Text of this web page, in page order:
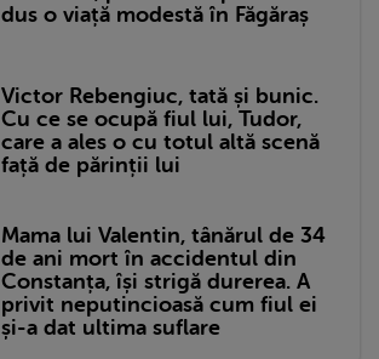
dus o viață modestă în Făgăraș
Victor Rebengiuc, tată și bunic.
Cu ce se ocupă fiul lui, Tudor,
care a ales o cu totul altă scenă
față de părinții lui
Mama lui Valentin, tânărul de 34
de ani mort în accidentul din
Constanța, își strigă durerea. A
privit neputincioasă cum fiul ei
și-a dat ultima suflare